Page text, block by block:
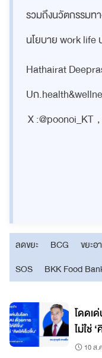
รวมถึงนวัตกรรมท
นโยบาย work life
Hathairat
Uก
X
ลดขยะ BCG ขยะอ
SOS
BKK Food
โดดเ
ไม่ใช่
10 ส.